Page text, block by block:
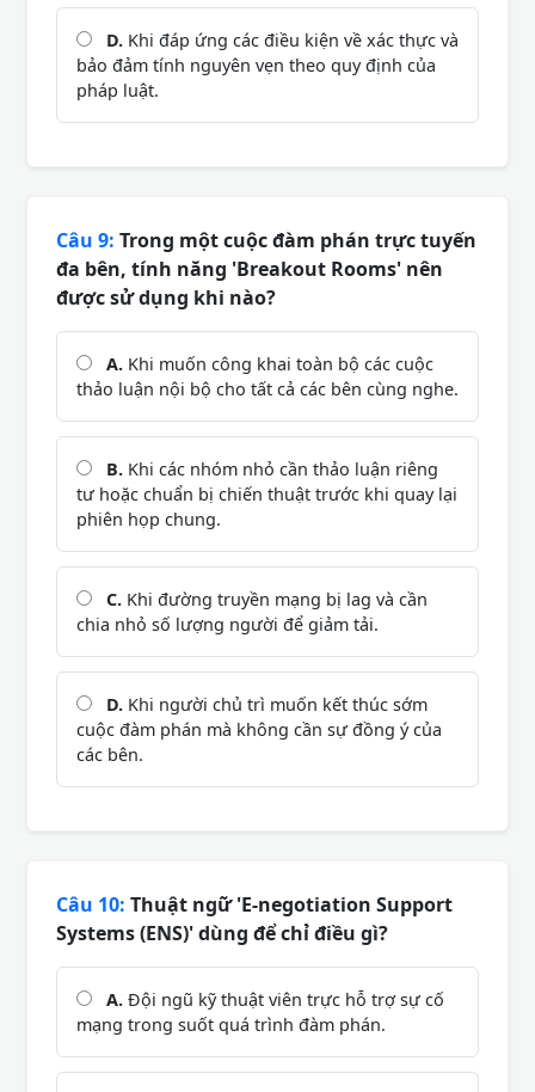
D. Khi đáp ứng các điều kiện về xác thực và
bảo đảm tính nguyên vẹn theo quy định của
pháp luật.
Câu 9: Trong một cuộc đàm phán trực tuyến
đa bên, tính năng 'Breakout Rooms' nên
được sử dụng khi nào?
A. Khi muốn công khai toàn bộ các cuộc
thảo luận nội bộ cho tất cả các bên cùng nghe.
B. Khi các nhóm nhỏ cần thảo luận riêng
tư hoặc chuẩn bị chiến thuật trước khi quay lại
phiên họp chung.
C. Khi đường truyền mạng bị lag và cần
chia nhỏ số lượng người để giảm tải.
D. Khi người chủ trì muốn kết thúc sớm
cuộc đàm phán mà không cần sự đồng ý của
các bên.
Câu 10: Thuật ngữ 'E-negotiation Support
Systems (ENS)' dùng để chỉ điều gì?
A. Đội ngũ kỹ thuật viên trực hỗ trợ sự cố
mạng trong suốt quá trình đàm phán.